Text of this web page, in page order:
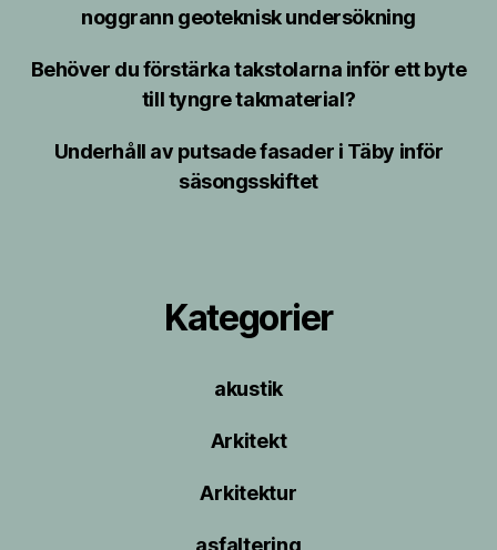
noggrann geoteknisk undersökning
Behöver du förstärka takstolarna inför ett byte
till tyngre takmaterial?
Underhåll av putsade fasader i Täby inför
säsongsskiftet
Kategorier
akustik
Arkitekt
Arkitektur
asfaltering